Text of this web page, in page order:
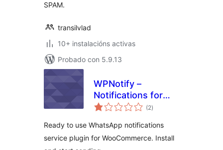
SPAM.
transilvlad
10+ instalacións activas
Probado con 5.9.13
WPNotify –
Notifications for
WooCommerce
(2valoracións
totais
)
Ready to use WhatsApp notifications
service plugin for WooCommerce. Install